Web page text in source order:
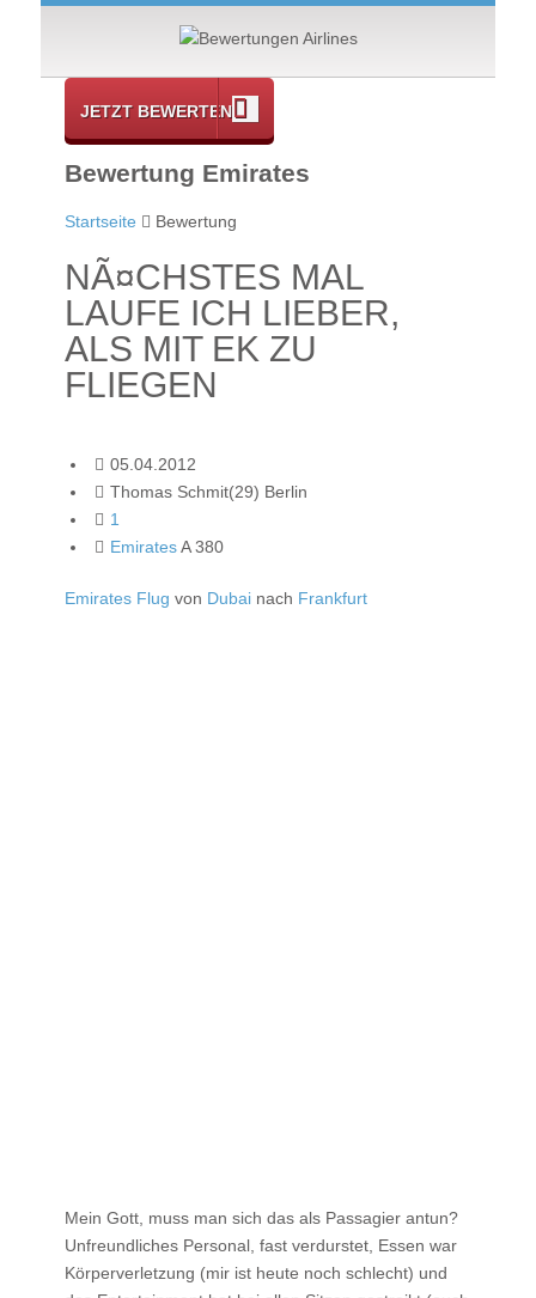
JETZT BEWERTEN
Bewertung Emirates
Startseite Bewertung
NÃ¤CHSTES MAL
LAUFE ICH LIEBER,
ALS MIT EK ZU
FLIEGEN
05.04.2012
Thomas Schmit(29) Berlin
1
EmiratesA 380
Emirates Flug von Dubai nach Frankfurt
Mein Gott, muss man sich das als Passagier antun?
Unfreundliches Personal, fast verdurstet, Essen war
Körperverletzung (mir ist heute noch schlecht) und